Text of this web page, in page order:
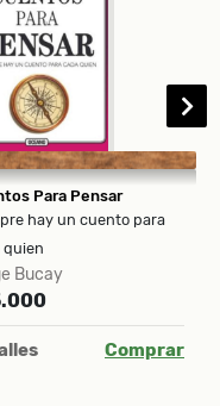
Para Pensar
hay un cuento para
quien
Bucay
Comprar